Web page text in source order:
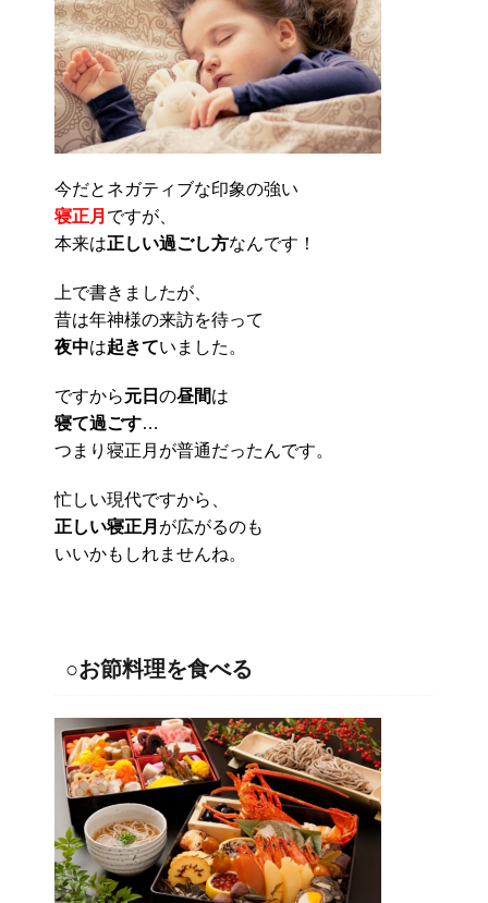
今だとネガティブな印象の強い
寝正月 ですが、
本来は正しい過ごし方なんです！
上で書きましたが、
昔は年神様の来訪を待って
夜中は起きていました。
ですから元日 の昼間は
寝て過ごす…
つまり寝正月が普通だったんです。
忙しい現代ですから、
正しい寝正月 が広がるのも
いいかもしれませんね。
○お節料理を食べる